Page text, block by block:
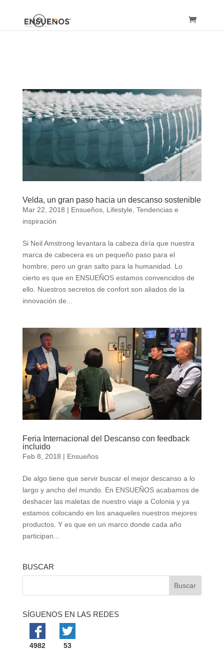
Velda, un gran paso hacia un descanso sostenible
Mar 22, 2018 | Ensueños, Lifestyle Tendencias e
inspiración
Si Neil Amstrong levantara la cabeza diría que nuestra
marca de cabecera es un pequeño paso para el
hombre, pero un gran salto para la humanidad. Lo
cierto es que en ENSUEÑOS estamos convencidos de
ello. Nuestros secretos de confort son aliados de la
innovación de...
Feria Internacional del Descanso con feedback
incluido
Feb 8, 2018 | Ensueños
De algo tiene que servir buscar el mejor descanso a lo
largo y ancho del mundo. En ENSUEÑOS acabamos de
deshacer las maletas de nuestro viaje a Colonia y ya
estamos colocando en los anaqueles nuestros mejores
productos. Y es que en un marco donde cada año
participan...
BUSCAR
SÍGUENOS EN LAS REDES
4982 53